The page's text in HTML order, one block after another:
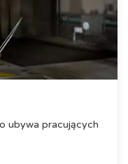
ubywa pracujących